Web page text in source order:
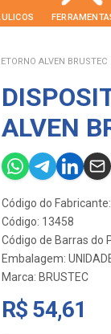
ALVEN BRUSTEC
ALVEN
Código do
Código: 13458
Código de Barras do
Embalagem:
Marca: BRUSTEC
R$ 54,61